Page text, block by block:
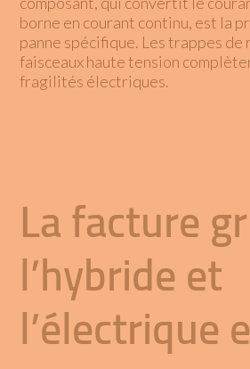
borne en courant continu, est la
panne spécifique. Les trappes de
faisceaux haute tension
fragilités électriques.
La facture
l’hybride et
l’électrique